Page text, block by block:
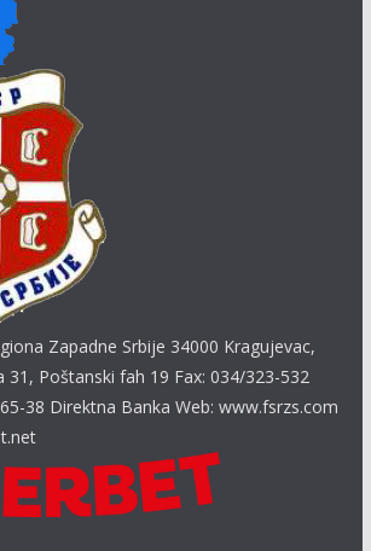
Zapadne Srbije 34000 Kragujevac,
31, Poštanski fah 19 Fax: 034/323-532
38 Direktna Banka Web: www.fsrzs.com